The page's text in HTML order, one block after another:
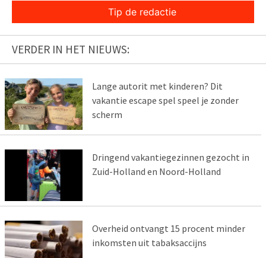
Tip de redactie
VERDER IN HET NIEUWS:
Lange autorit met kinderen? Dit
vakantie escape spel speel je zonder
scherm
Dringend vakantiegezinnen gezocht in
Zuid-Holland en Noord-Holland
Overheid ontvangt 15 procent minder
inkomsten uit tabaksaccijns